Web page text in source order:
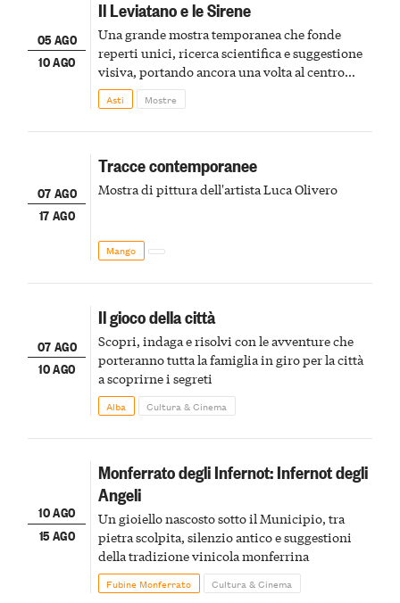
05 AGO
10 AGO
Il Leviatano e le Sirene
Una grande mostra temporanea che fonde
reperti unici, ricerca scientifica e suggestione
visiva, portando ancora una volta al centro
della scena le meraviglie del passato astigiano
Asti Mostre
07 AGO
17 AGO
Tracce contemporanee
Mostra di pittura dell'artista Luca Olivero
Mango
07 AGO
10 AGO
Il gioco della città
Scopri, indaga e risolvi con le avventure che
porteranno tutta la famiglia in giro per la città
a scoprirne i segreti
Alba Cultura & Cinema
10 AGO
15 AGO
Monferrato degli Infernot: Infernot degli
Angeli
Un gioiello nascosto sotto il Municipio, tra
pietra scolpita, silenzio antico e suggestioni
della tradizione vinicola monferrina
Fubine Monferrato Cultura & Cinema